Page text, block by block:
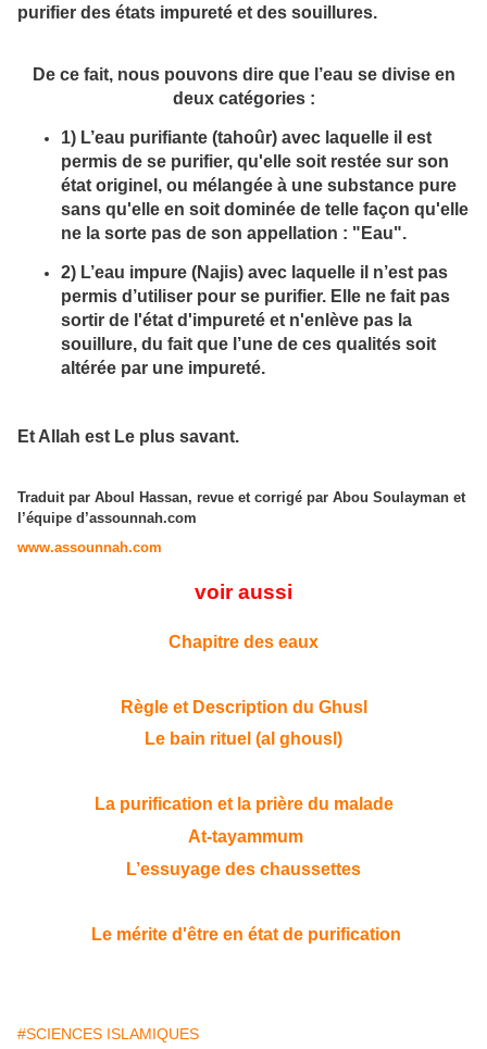
purifier des états impureté et des souillures.
De ce fait, nous pouvons dire que l’eau se divise en
deux catégories :
1) L’eau purifiante (tahoûr) avec laquelle il est
permis de se purifier, qu'elle soit restée sur son
état originel, ou mélangée à une substance pure
sans qu'elle en soit dominée de telle façon qu'elle
ne la sorte pas de son appellation : "Eau".
2) L’eau impure (Najis) avec laquelle il n’est pas
permis d’utiliser pour se purifier. Elle ne fait pas
sortir de l'état d'impureté et n'enlève pas la
souillure, du fait que l’une de ces qualités soit
altérée par une impureté.
Et Allah est Le plus savant.
Traduit par Aboul Hassan, revue et corrigé par Abou Soulayman et
l’équipe d’assounnah.com
www.assounnah.com
voir aussi
Chapitre des eaux
Règle et Description du Ghusl
Le bain rituel (al ghousl)
La purification et la prière du malade
At-tayammum
L’essuyage des chaussettes
Le mérite d'être en état de purification
#SCIENCES ISLAMIQUES